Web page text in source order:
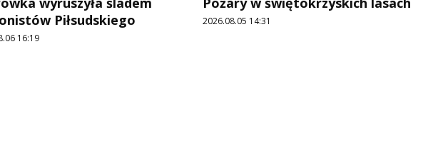
Piłsudskiego
16:19
2026.08.05 14:31